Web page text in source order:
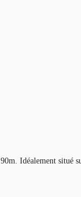
Idéalement